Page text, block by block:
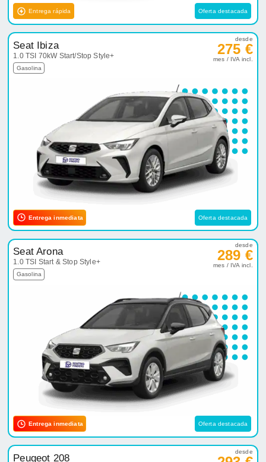
Entrega rápida Oferta destacada
Seat Ibiza
1.0 TSI 70kW Start/Stop Style+
Gasolina
desde
275 €
mes / IVA incl.
Entrega inmediata Oferta destacada
Seat Arona
1.0 TSI Start & Stop Style+
Gasolina
desde
289 €
mes / IVA incl.
Entrega inmediata Oferta destacada
Peugeot 208
desde